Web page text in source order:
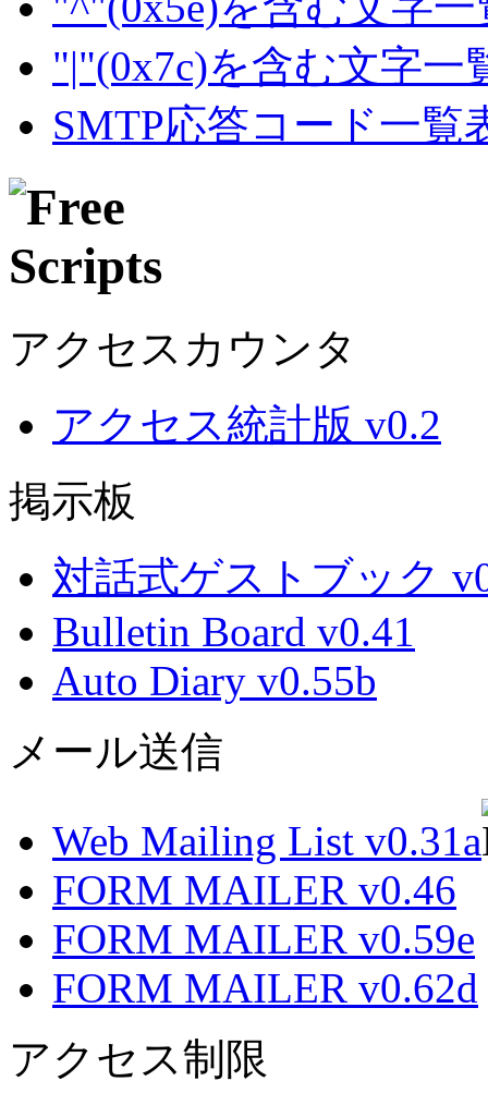
"|"(0x7c)を含む文字一
SMTP応答コード一覧
アクセスカウンタ
アクセス統計版 v0.2
掲示板
対話式ゲストブック
Bulletin Board v0.41
Auto Diary v0.55b
メール送信
Web Mailing List v0.31a
FORM MAILER v0.46
FORM MAILER v0.59e
FORM MAILER v0.62d
アクセス制限